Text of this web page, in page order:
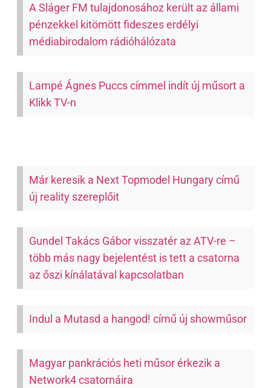
A Sláger FM tulajdonosához került az állami
pénzekkel kitömött fideszes erdélyi
médiabirodalom rádióhálózata
Lampé Ágnes Puccs címmel indít új műsort a
Klikk TV-n
Már keresik a Next Topmodel Hungary című
új reality szereplőit
Gundel Takács Gábor visszatér az ATV-re –
több más nagy bejelentést is tett a csatorna
az őszi kínálatával kapcsolatban
Indul a Mutasd a hangod! című új showműsor
Magyar pankrációs heti műsor érkezik a
Network4 csatornáira